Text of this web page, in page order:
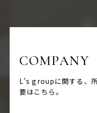
COMPANY
L’s groupに関する、
要はこちら。